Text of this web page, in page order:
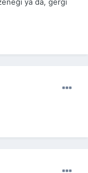
ya da, gergi